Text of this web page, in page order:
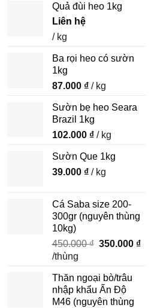
Quả đùi heo 1kg
Liên hệ
/ kg
Ba rọi heo có sườn
1kg
87.000 ₫/ kg
Sườn bẹ heo Seara
Brazil 1kg
102.000 ₫/ kg
Sườn Que 1kg
39.000 ₫/ kg
Cá Saba size 200-
300gr (nguyên thùng
10kg)
450.000₫ Giá
450.000 ₫.
350.000 ₫Giá
/thùng
Thăn ngoại bò/trâu
nhập khẩu Ấn Độ
M46 (nguyên thùng